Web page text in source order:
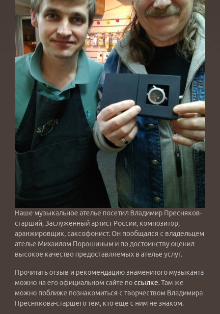
Наше музыкальное ателье посетил Владимир Пресняков-
старший, Заслуженный артист России, композитор,
аранжировщик, саксофонист. Он пообщался с владельцем
ателье Михаилом Порошиным и по достоинству оценил
высокое качество предоставляемых в ателье услуг.
Прочитать отзыв и рекомендацию знаменитого музыканта
можно на его официальном сайте поссылке. Там же
можно поближе познакомиться с творчеством Владимира
Преснякова-старшего тем, кто еще с ним не знаком.